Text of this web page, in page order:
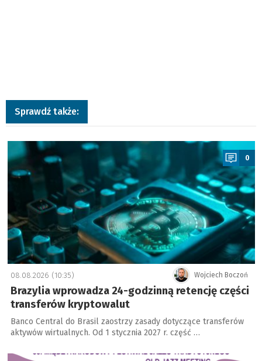
Sprawdź także:
a
0
Wojciech Boczoń
08.08.2026 (10:35)
Brazylia wprowadza 24-godzinną retencję części
transferów kryptowalut
Banco Central do Brasil zaostrzy zasady dotyczące transferów
aktywów wirtualnych. Od 1 stycznia 2027 r. część …
a